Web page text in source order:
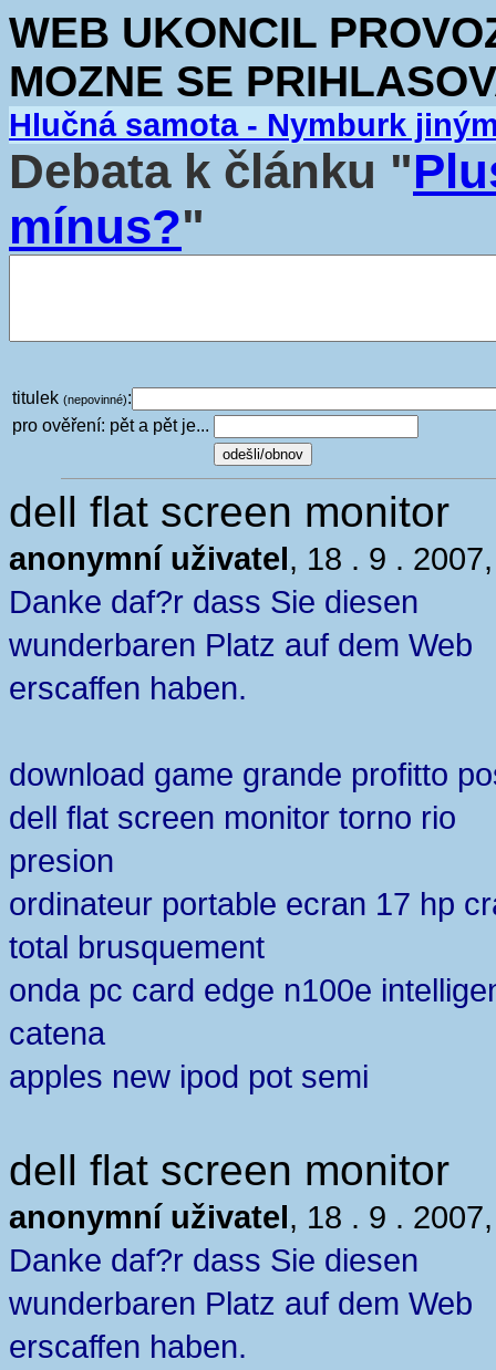
WEB UKONCIL
MOZNE SE
Hlučná samota - Nymburk
Debata k článku "
mínus?"
titulek (nepovinné):
pro ověření: pět a pět je...
dell flat screen monitor
anonymní uživatel, 18 . 9 .
Danke daf?r dass Sie diesen
wunderbaren Platz auf dem Web
erscaffen haben.
download game grande profitto
dell flat screen monitor torno rio
presion
ordinateur portable ecran 17 hp
total brusquement
onda pc card edge n100e
catena
apples new ipod pot semi
dell flat screen monitor
anonymní uživatel, 18 . 9 .
Danke daf?r dass Sie diesen
wunderbaren Platz auf dem Web
erscaffen haben.